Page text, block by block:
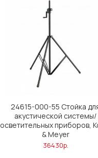
24615-000-55 Стойка
акустической системы/
осветительных приборов,
& Meyer
36430р.